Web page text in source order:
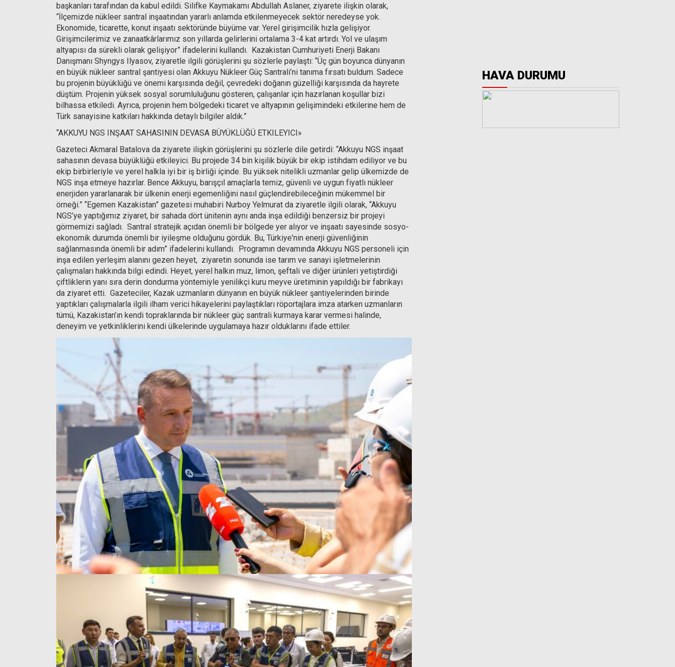
başkanları tarafından da kabul edildi. Silifke Kaymakamı Abdullah Aslaner, ziyarete ilişkin olarak,
“İlçemizde nükleer santral inşaatından yararlı anlamda etkilenmeyecek sektör neredeyse yok.
Ekonomide, ticarette, konut inşaatı sektöründe büyüme var. Yerel girişimcilik hızla gelişiyor.
Girişimcilerimiz ve zanaatkârlarımız son yıllarda gelirlerini ortalama 3-4 kat artırdı. Yol ve ulaşım
altyapısı da sürekli olarak gelişiyor” ifadelerini kullandı. Kazakistan Cumhuriyeti Enerji Bakanı
Danışmanı Shyngys Ilyasov, ziyaretle ilgili görüşlerini şu sözlerle paylaştı: “Üç gün boyunca dünyanın
en büyük nükleer santral şantiyesi olan Akkuyu Nükleer Güç Santrali’ni tanıma fırsatı buldum. Sadece
bu projenin büyüklüğü ve önemi karşısında değil, çevredeki doğanın güzelliği karşısında da hayrete
düştüm. Projenin yüksek sosyal sorumluluğunu gösteren, çalışanlar için hazırlanan koşullar bizi
bilhassa etkiledi. Ayrıca, projenin hem bölgedeki ticaret ve altyapının gelişimindeki etkilerine hem de
Türk sanayisine katkıları hakkında detaylı bilgiler aldık.”
“AKKUYU NGS INŞAAT SAHASININ DEVASA BÜYÜKLÜĞÜ ETKILEYICI»
Gazeteci Akmaral Batalova da ziyarete ilişkin görüşlerini şu sözlerle dile getirdi: “Akkuyu NGS inşaat
sahasının devasa büyüklüğü etkileyici. Bu projede 34 bin kişilik büyük bir ekip istihdam ediliyor ve bu
ekip birbirleriyle ve yerel halkla iyi bir iş birliği içinde. Bu yüksek nitelikli uzmanlar gelip ülkemizde de
NGS inşa etmeye hazırlar. Bence Akkuyu, barışçıl amaçlarla temiz, güvenli ve uygun fiyatlı nükleer
enerjiden yararlanarak bir ülkenin enerji egemenliğini nasıl güçlendirebileceğinin mükemmel bir
örneği.” “Egemen Kazakistan” gazetesi muhabiri Nurboy Yelmurat da ziyaretle ilgili olarak, “Akkuyu
NGS’ye yaptığımız ziyaret, bir sahada dört ünitenin aynı anda inşa edildiği benzersiz bir projeyi
görmemizi sağladı. Santral stratejik açıdan önemli bir bölgede yer alıyor ve inşaatı sayesinde sosyo-
ekonomik durumda önemli bir iyileşme olduğunu gördük. Bu, Türkiye'nin enerji güvenliğinin
sağlanmasında önemli bir adım” ifadelerini kullandı. Programın devamında Akkuyu NGS personeli için
inşa edilen yerleşim alanını gezen heyet, ziyaretin sonunda ise tarım ve sanayi işletmelerinin
çalışmaları hakkında bilgi edindi. Heyet, yerel halkın muz, limon, şeftali ve diğer ürünleri yetiştirdiği
çiftliklerin yanı sıra derin dondurma yöntemiyle yenilikçi kuru meyve üretiminin yapıldığı bir fabrikayı
da ziyaret etti. Gazeteciler, Kazak uzmanların dünyanın en büyük nükleer şantiyelerinden birinde
yaptıkları çalışmalarla ilgili ilham verici hikayelerini paylaştıkları röportajlara imza atarken uzmanların
tümü, Kazakistan’ın kendi topraklarında bir nükleer güç santrali kurmaya karar vermesi halinde,
deneyim ve yetkinliklerini kendi ülkelerinde uygulamaya hazır olduklarını ifade ettiler.
HAVA DURUMU